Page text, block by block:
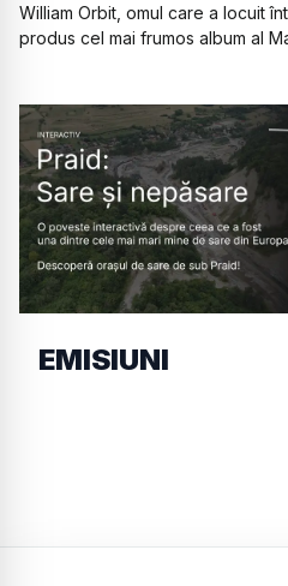
William Orbit, omul care a locuit
produs cel mai frumos album al
EMISIUNI